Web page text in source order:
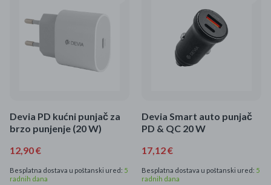
Devia PD kućni punjač za
brzo punjenje (20 W)
12,90 €
Besplatna dostava u poštanski ured: 5
radnih dana
Devia Smart auto punjač
PD & QC 20 W
17,12 €
Besplatna dostava u poštanski ured: 5
radnih dana